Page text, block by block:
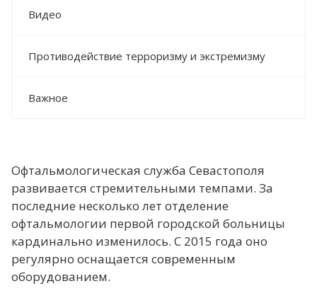
Видео
Противодействие терроризму и экстремизму
Важное
Офтальмологическая служба Севастополя
развивается стремительными темпами. За
последние несколько лет отделение
офтальмологии первой городской больницы
кардинально изменилось. С 2015 года оно
регулярно оснащается современным
оборудованием.